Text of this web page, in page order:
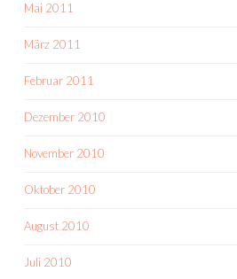
Mai 2011
März 2011
Februar 2011
Dezember 2010
November 2010
Oktober 2010
August 2010
Juli 2010